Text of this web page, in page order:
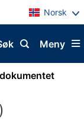
Norsk
Meny